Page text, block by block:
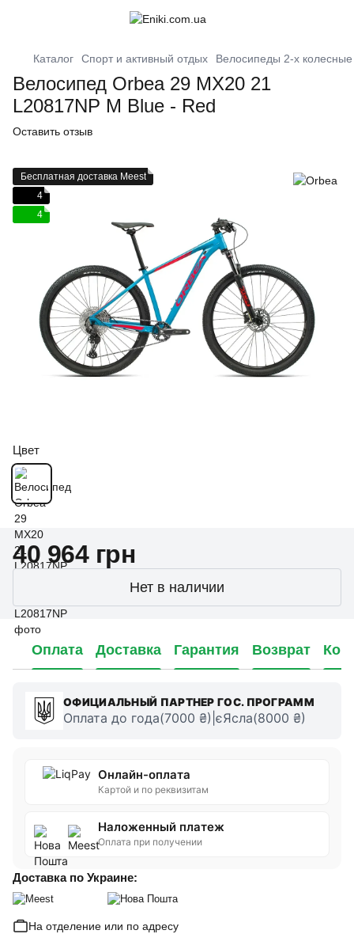
Каталог Спорт и активный отдых Велосипеды 2-х колесные
Велосипед Orbea 29 MX20 21
L20817NP M Blue - Red
Оставить отзыв
Бесплатная доставка Meest
4
4
Цвет
40 964 грн
Нет в наличии
Оплата Доставка Гарантия Возврат
ОФИЦИАЛЬНЫЙ ПАРТНЕР ГОС. ПРОГРАММ
Оплата до года(7000 ₴)|єЯсла(8000 ₴)
Онлайн-оплата
Картой и по реквизитам
Наложенный платеж
Оплата при получении
Доставка по Украине:
На отделение или по адресу